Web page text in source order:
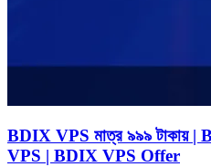
BDIX VPS মাত্র ৯৯৯ টাকায়
VPS | BDIX VPS Offer